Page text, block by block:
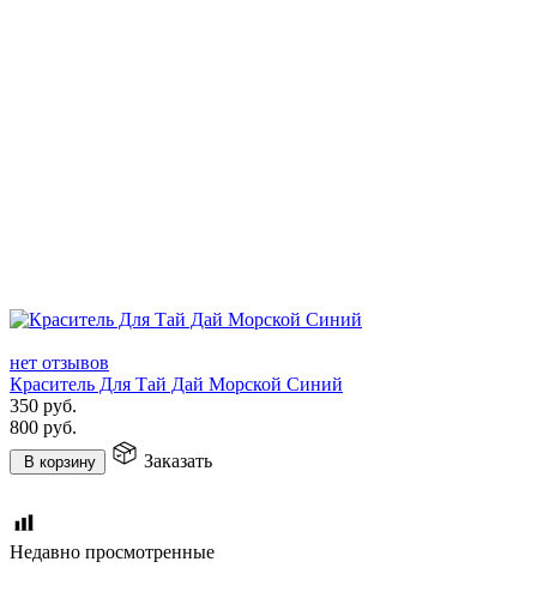
нет отзывов
Краситель Для Тай Дай Морской Синий
350 руб.
800 руб.
В корзину Заказать
Недавно просмотренные